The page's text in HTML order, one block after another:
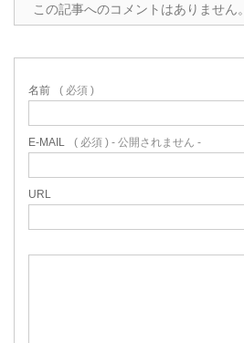
この記事へのコメントはありません。
名前 ( 必須 )
E-MAIL ( 必須 ) - 公開されません -
URL